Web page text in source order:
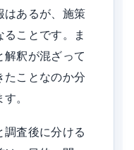
はあるが、施策
ことです。ま
解釈が混ざって
たことなのか分
。
調査後に分ける